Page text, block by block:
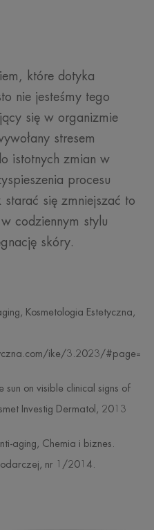
które dotyka
nie jesteśmy tego
się w organizmie
stresem
istotnych zmian w
procesu
się zmniejszać to
codziennym stylu
skóry.
Kosmetologia Estetyczna,
ike/3.2023/
on visible clinical signs of
Investig Dermatol, 2013
aging, Chemia i biznes.
nr 1/2014.